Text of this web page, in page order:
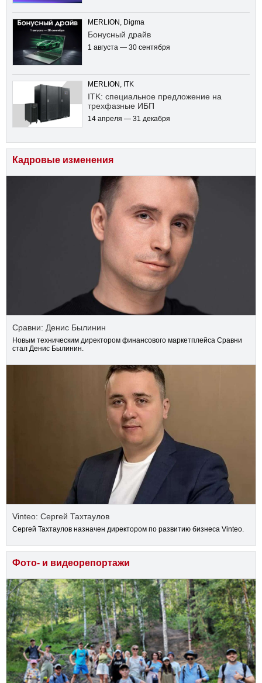
MERLION, Digma
Бонусный драйв
1 августа — 30 сентября
MERLION, ITK
ITK: специальное предложение на
трехфазные ИБП
14 апреля — 31 декабря
Кадровые изменения
Сравни: Денис Былинин
Новым техническим директором финансового маркетплейса Сравни
стал Денис Былинин.
Vinteo: Сергей Тахтаулов
Сергей Тахтаулов назначен директором по развитию бизнеса Vinteo.
Фото- и видеорепортажи